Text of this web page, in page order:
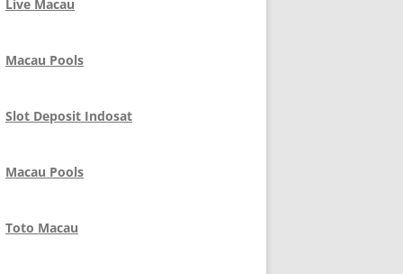
Live Macau
Macau Pools
Slot Deposit Indosat
Macau Pools
Toto Macau